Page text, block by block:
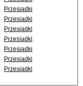
Przesiadki
Przesiadki
Przesiadki
Przesiadki
Przesiadki
Przesiadki
Przesiadki